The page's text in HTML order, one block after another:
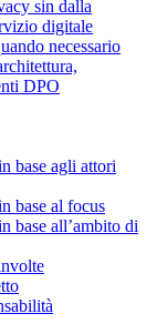
sin dalla
digitale
necessario
DPO
base agli attori
base al focus
base all’ambito di